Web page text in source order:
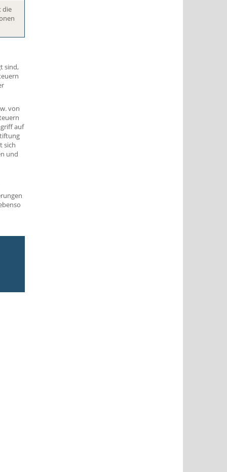
die
sind,
von
auf
sich
und